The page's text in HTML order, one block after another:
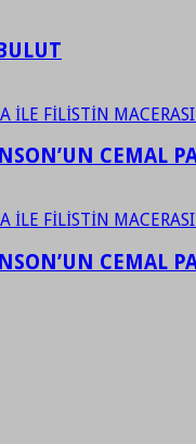
CEMAL
CEMAL